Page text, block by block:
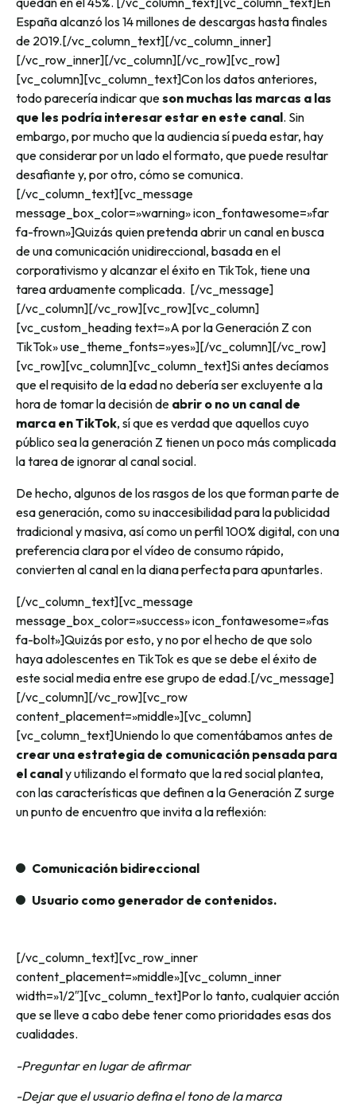
España alcanzó los 14 millones de descargas hasta finales
de 2019.[/vc_column_text][/vc_column_inner]
[/vc_row_inner][/vc_column][/vc_row][vc_row]
[vc_column][vc_column_text]Con los datos anteriores,
todo parecería indicar queson muchas las marcas a las
que les podría interesar estar en este canal. Sin
embargo, por mucho que la audiencia sí pueda estar, hay
que considerar por un lado el formato, que puede resultar
desafiante y, por otro, cómo se comunica.
[/vc_column_text][vc_message
message_box_color=»warning» icon_fontawesome=»far
fa-frown»]Quizás quien pretenda abrir un canal en busca
de una comunicación unidireccional, basada en el
corporativismo y alcanzar el éxito en TikTok, tiene una
tarea arduamente complicada. [/vc_message]
[/vc_column][/vc_row][vc_row][vc_column]
[vc_custom_heading text=»A por la Generación Z con
TikTok» use_theme_fonts=»yes»][/vc_column][/vc_row]
[vc_row][vc_column][vc_column_text]Si antes decíamos
que el requisito de la edad no debería ser excluyente a la
hora de tomar la decisión de abrir o no un canal de
marca en TikTok, sí que es verdad que aquellos cuyo
público sea la generación Z tienen un poco más complicada
la tarea de ignorar al canal social.
De hecho, algunos de los rasgos de los que forman parte de
esa generación, como su inaccesibilidad para la publicidad
tradicional y masiva, así como un perfil 100% digital, con una
preferencia clara por el vídeo de consumo rápido,
convierten al canal en la diana perfecta para apuntarles.
[/vc_column_text][vc_message
message_box_color=»success» icon_fontawesome=»fas
fa-bolt»]Quizás por esto, y no por el hecho de que solo
haya adolescentes en TikTok es que se debe el éxito de
este social media entre ese grupo de edad.[/vc_message]
[/vc_column][/vc_row][vc_row
content_placement=»middle»][vc_column]
[vc_column_text]Uniendo lo que comentábamos antes de
crear una estrategia de comunicación pensada para
el canaly utilizando el formato que la red social plantea,
con las características que definen a la Generación Z surge
un punto de encuentro que invita a la reflexión:
Comunicación bidireccional
Usuario como generador de contenidos.
[/vc_column_text][vc_row_inner
content_placement=»middle»][vc_column_inner
width=»1/2″][vc_column_text]Por lo tanto, cualquier acción
que se lleve a cabo debe tener como prioridades esas dos
cualidades.
-Preguntar en lugar de afirmar
-Dejar que el usuario defina el tono de la marca